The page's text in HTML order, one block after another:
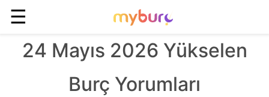
☰
24 Mayıs 2026 Yükselen
Burç Yorumları